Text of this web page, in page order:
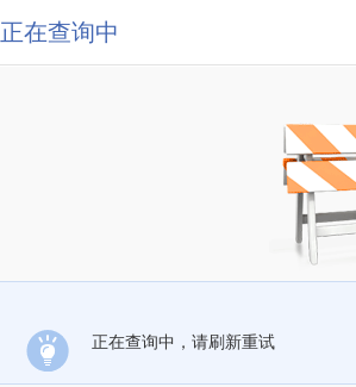
正在查询中
正在查询中，请刷新重试